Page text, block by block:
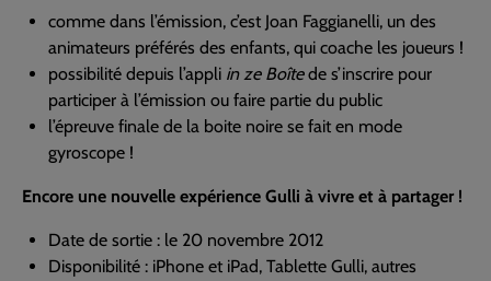
comme dans l’émission, c’est Joan Faggianelli, un des
animateurs préférés des enfants, qui coache les joueurs !
possibilité depuis l’appli in ze Boîtede s’inscrire pour
participer à l’émission ou faire partie du public
l’épreuve finale de la boite noire se fait en mode
gyroscope !
Encore une nouvelle expérience Gulli à vivre et à partager !
Date de sortie : le 20 novembre 2012
Disponibilité : iPhone et iPad, Tablette Gulli, autres